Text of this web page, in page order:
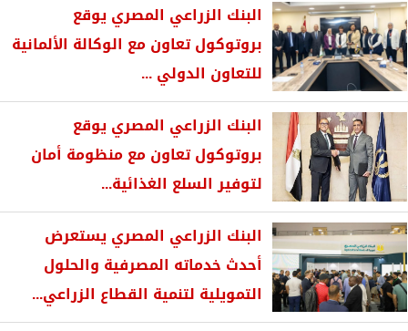
البنك الزراعي المصري يوقع
بروتوكول تعاون مع الوكالة الألمانية
للتعاون الدولي ...
البنك الزراعي المصري يوقع
بروتوكول تعاون مع منظومة أمان
لتوفير السلع الغذائية...
البنك الزراعي المصري يستعرض
أحدث خدماته المصرفية والحلول
التمويلية لتنمية القطاع الزراعي...